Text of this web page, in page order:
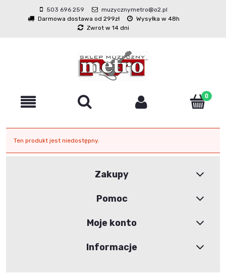
503 696 259
muzycznymetro@o2.pl
Darmowa dostawa od 299zł
Wysyłka w 48h
Zwrot w 14 dni
Ten produkt jest niedostępny.
Zakupy
Pomoc
Moje konto
Informacje